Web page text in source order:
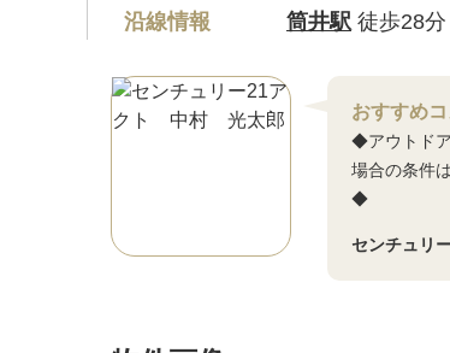
沿線情報
筒井駅 徒歩28分
おすすめ
◆アウトド
場合の条件
◆
センチュリ